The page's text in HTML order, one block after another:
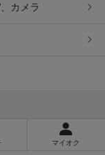
カメラ
マイオク